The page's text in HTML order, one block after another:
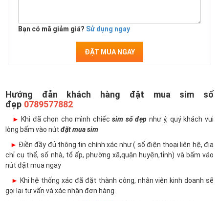
Bạn có mã giảm giá? Sử dụng ngay
ĐẶT MUA NGAY
Hướng đẫn khách hàng đặt mua sim số
đẹp 0789577882
► Khi đã chọn cho mình chiếcsim số đẹp như ý, quý khách vui
lòng bấm vào nút đặt mua sim
► Điền đầy đủ thông tin chính xác như ( số điện thoại liên hệ, địa
chỉ cụ thể, số nhà, tổ ấp, phường xã,quận huyện,tỉnh) và bấm váo
nút đặt mua ngay
► Khi hệ thống xác đã đặt thành công, nhân viên kinh doanh sẽ
gọi lại tư vấn và xác nhận đơn hàng.